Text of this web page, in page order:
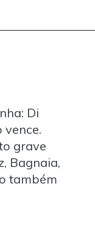
Di
vence.
grave
Bagnaia,
também